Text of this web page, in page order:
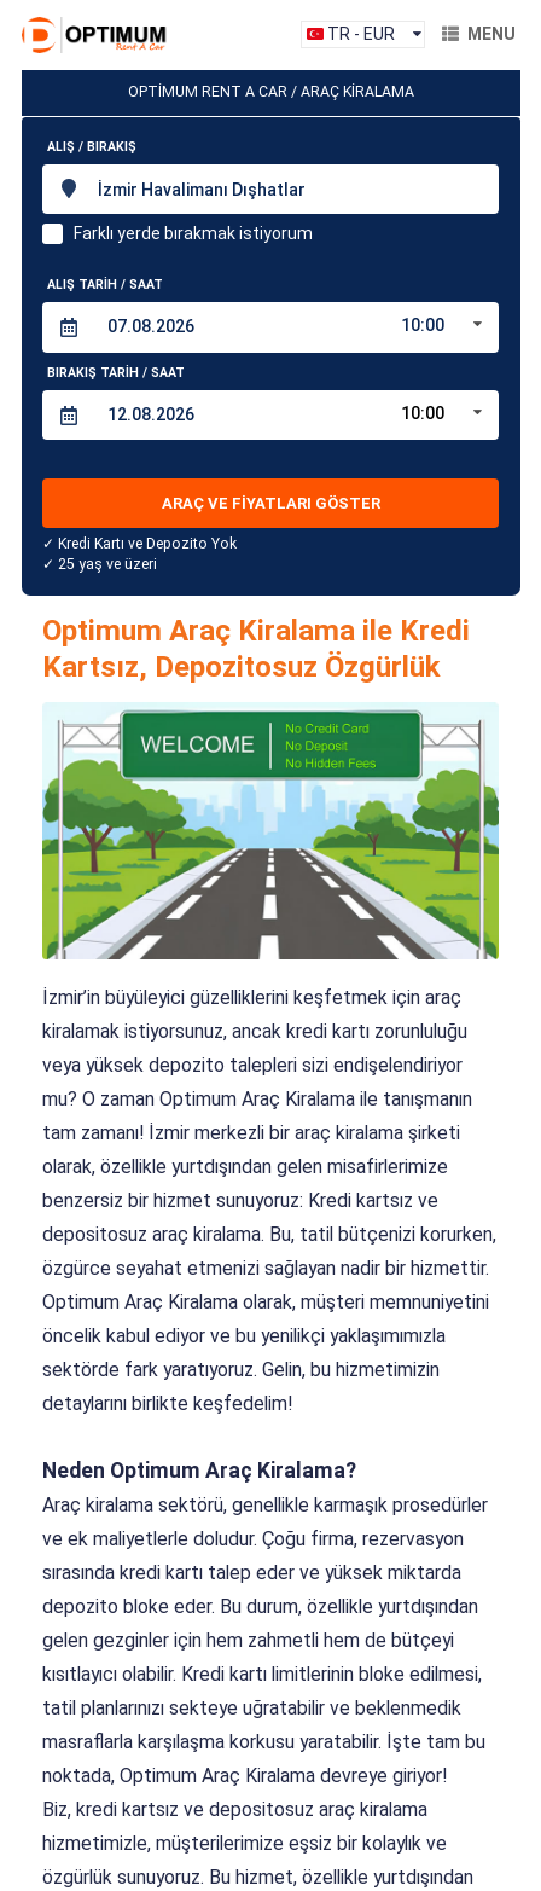
TR - EUR MENU
OPTİMUM RENT A CAR / ARAÇ KİRALAMA
ALIŞ / BIRAKIŞ
İzmir Havalimanı Dışhatlar
Farklı yerde bırakmak istiyorum
ALIŞ TARİH / SAAT
10:00
BIRAKIŞ TARİH / SAAT
10:00
ARAÇ VE FİYATLARI GÖSTER
✓ Kredi Kartı ve Depozito Yok
✓ 25 yaş ve üzeri
Optimum Araç Kiralama ile Kredi
Kartsız, Depozitosuz Özgürlük
İzmir’in büyüleyici güzelliklerini keşfetmek için araç
kiralamak istiyorsunuz, ancak kredi kartı zorunluluğu
veya yüksek depozito talepleri sizi endişelendiriyor
mu? O zaman Optimum Araç Kiralama ile tanışmanın
tam zamanı! İzmir merkezli bir araç kiralama şirketi
olarak, özellikle yurtdışından gelen misafirlerimize
benzersiz bir hizmet sunuyoruz: Kredi kartsız ve
depositosuz araç kiralama. Bu, tatil bütçenizi korurken,
özgürce seyahat etmenizi sağlayan nadir bir hizmettir.
Optimum Araç Kiralama olarak, müşteri memnuniyetini
öncelik kabul ediyor ve bu yenilikçi yaklaşımımızla
sektörde fark yaratıyoruz. Gelin, bu hizmetimizin
detaylarını birlikte keşfedelim!
Neden Optimum Araç Kiralama?
Araç kiralama sektörü, genellikle karmaşık prosedürler
ve ek maliyetlerle doludur. Çoğu firma, rezervasyon
sırasında kredi kartı talep eder ve yüksek miktarda
depozito bloke eder. Bu durum, özellikle yurtdışından
gelen gezginler için hem zahmetli hem de bütçeyi
kısıtlayıcı olabilir. Kredi kartı limitlerinin bloke edilmesi,
tatil planlarınızı sekteye uğratabilir ve beklenmedik
masraflarla karşılaşma korkusu yaratabilir. İşte tam bu
noktada, Optimum Araç Kiralama devreye giriyor!
Biz, kredi kartsız ve depositosuz araç kiralama
hizmetimizle, müşterilerimize eşsiz bir kolaylık ve
özgürlük sunuyoruz. Bu hizmet, özellikle yurtdışından